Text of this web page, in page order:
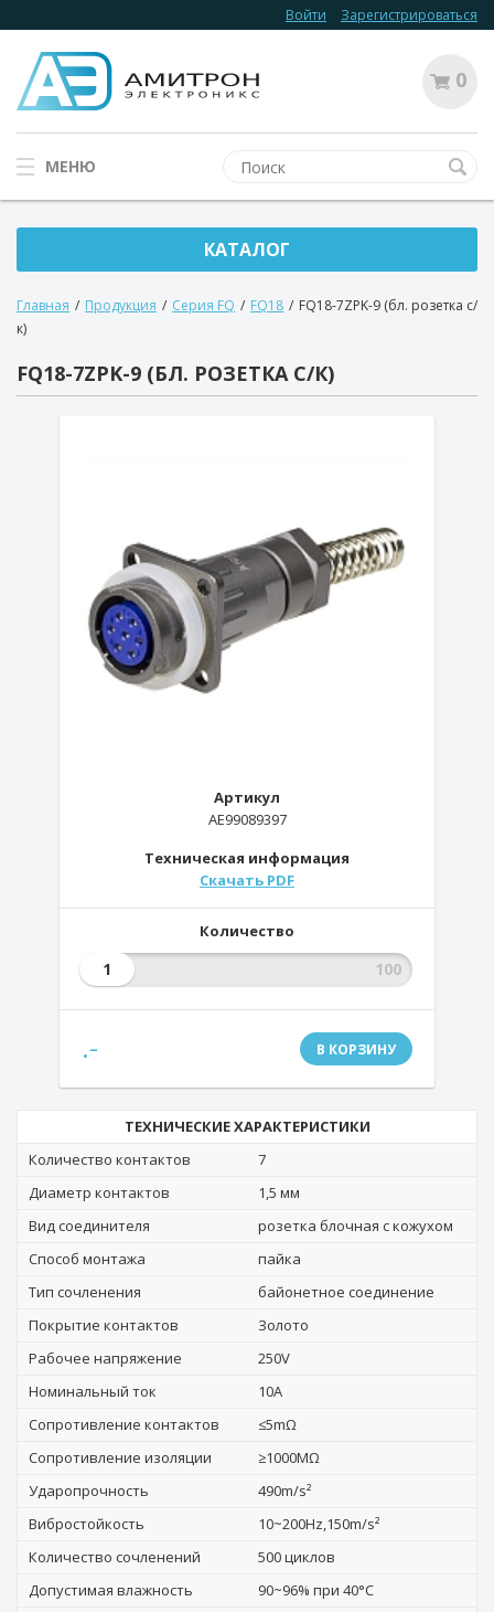
Войти Зарегистрироваться
0
МЕНЮ
КАТАЛОГ
Главная / Продукция / Серия FQ / FQ18 / FQ18-7ZPK-9 (бл. розетка с/
к)
FQ18-7ZPK-9 (БЛ. РОЗЕТКА С/К)
Артикул
AE99089397
Техническая информация
Скачать PDF
Количество
1
.- В КОРЗИНУ
ТЕХНИЧЕСКИЕ ХАРАКТЕРИСТИКИ
Количество контактов
7
Диаметр контактов
1,5 мм
Вид соединителя
розетка блочная с кожухом
Способ монтажа
пайка
Тип сочленения
байонетное соединение
Покрытие контактов
Золото
Рабочее напряжение
250V
Номинальный ток
10A
Сопротивление контактов
≤5mΩ
Сопротивление изоляции
≥1000MΩ
Ударопрочность
490m/s²
Вибростойкость
10~200Hz,150m/s²
Количество сочленений
500 циклов
Допустимая влажность
90~96% при 40°C